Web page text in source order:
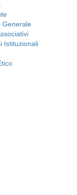
Generale
Istituzionali